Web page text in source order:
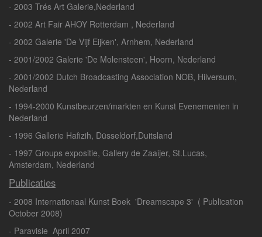
- 2003 Trés Art Galerie,Nederland
- 2002 Art Fair AHOY Rotterdam , Nederland
- 2002 Galerie 'De Vijf Eijken', Arnhem, Nederland
- 2001/2002 Galerie 'De Molensteen', Hoorn, Nederland
- 2001/2002 Dutch Broadcasting Association NOB, Hilversum,
Nederland
- 1994-2000 Kunstbeurzen/markten en Kunst Evenementen in
Nederland
- 1996 Gallerie Hafizih, Düsseldorf,Duitsland
- 1997 Groups expositie, Gallery de Zaaijer, St.Lucas,
Amsterdam, Nederland
Publicaties
- 2008 Internationaal Kunst Boek 'Dreamscape 3' ( Publication
October 2008)
- Paravisie April 2007